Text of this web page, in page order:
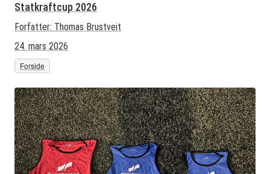
Statkraftcup 2026
Forfatter: Thomas Brustveit
24. mars 2026
Forside